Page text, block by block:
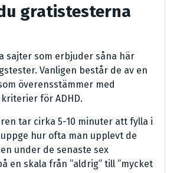
gratistesterna
sajter som erbjuder såna här
Vanligen består de av en
överensstämmer med
för ADHD.
tar cirka 5-10 minuter att fylla i
hur ofta man upplevt de
under de senaste sex
en skala från ”aldrig” till ”mycket